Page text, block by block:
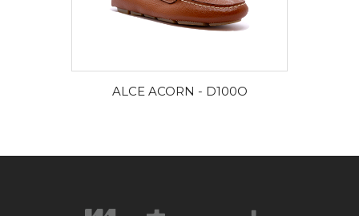
DISCOVER MORE
ALCE ACORN - D100O